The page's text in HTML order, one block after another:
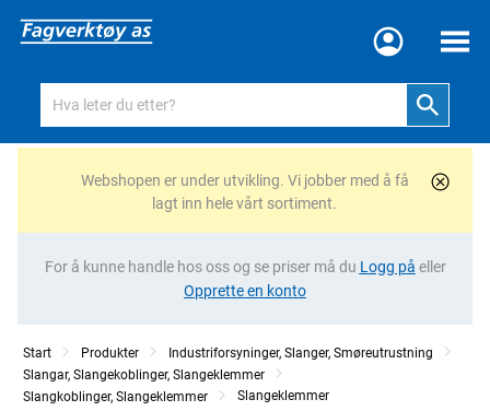
Meny
Webshopen er under utvikling. Vi jobber med å få
lagt inn hele vårt sortiment.
For å kunne handle hos oss og se priser må du Logg på eller
Opprette en konto
Start Produkter
Industriforsyninger, Slanger, Smøreutrustning
Slangar, Slangekoblinger, Slangeklemmer
Slangkoblinger, Slangeklemmer
Slangeklemmer